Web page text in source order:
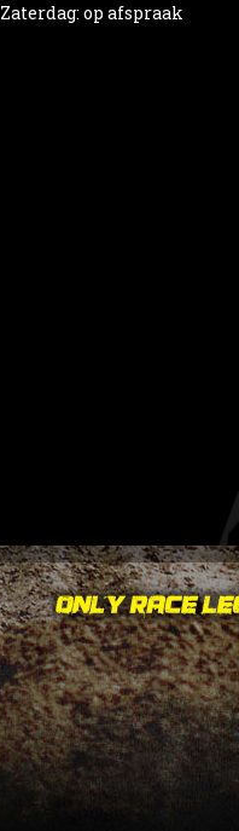
Zaterdag: op afspraak